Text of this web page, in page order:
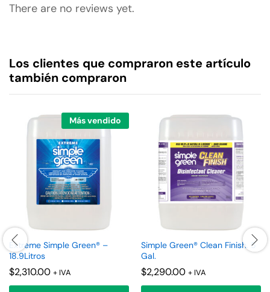
There are no reviews yet.
Los clientes que compraron este artículo
también compraron
Más vendido
Extreme Simple Green® –
18.9Litros
$2,310.00 + IVA
Simple Green® Clean Finish. 5
Gal.
$2,290.00 + IVA